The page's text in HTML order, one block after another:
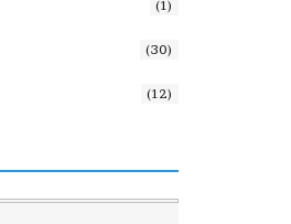
(1)
(30)
(12)